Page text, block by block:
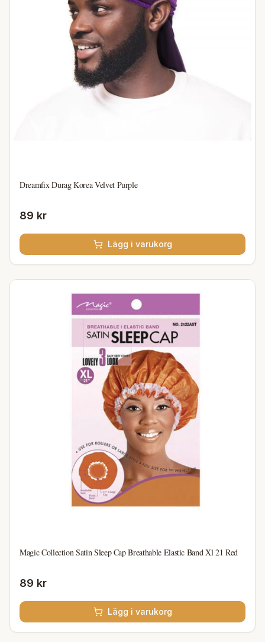
Dreamfix Durag Korea Velvet Purple
89 kr
Lägg i varukorg
Magic Collection Satin Sleep Cap Breathable Elastic Band Xl 21 Red
89 kr
Lägg i varukorg